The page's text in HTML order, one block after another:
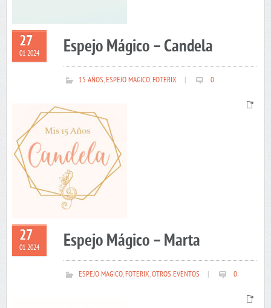
27
01 2024 Espejo Mágico – Candela
15 AÑOS,ESPEJO MAGICO,FOTERIX 0
27
01 2024 Espejo Mágico – Marta
ESPEJO MAGICO,FOTERIX,OTROS EVENTOS 0